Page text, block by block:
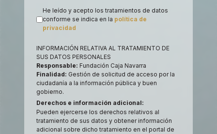
He leído y acepto los tratamientos de datos
conforme se indica en la política de
privacidad
INFORMACIÓN RELATIVA AL TRATAMIENTO DE
SUS DATOS PERSONALES
Responsable: Fundación Caja Navarra
Finalidad: Gestión de solicitud de acceso por la
ciudadanía a la información pública y buen
gobierno.
Derechos e información adicional:
Pueden ejercerse los derechos relativos al
tratamiento de sus datos y obtener información
adicional sobre dicho tratamiento en el portal de